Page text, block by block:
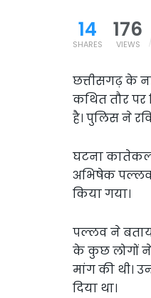
14
SHARES
176
VIEWS
छत्तीसगढ़ के
कथित तौर पर
है। पुलिस ने
घटना
अभिषेक पल्लव
किया गया।
पल्लव ने
के कुछ लोगों ने
मांग की थी।
दिया था।